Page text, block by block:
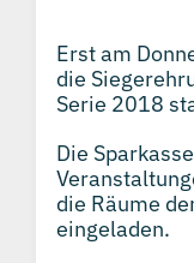
Erst am
die
Serie 2018
Die
die Räume
eingeladen.